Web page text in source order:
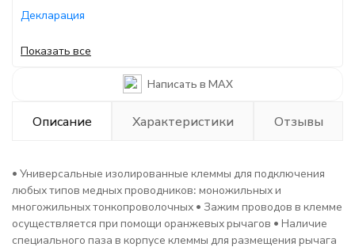
Декларация
Показать все
Написать в MAX
Описание Характеристики Отзывы
• Универсальные изолированные клеммы для подключения
любых типов медных проводников: моножильных и
многожильных тонкопроволочных • Зажим проводов в клемме
осуществляется при помощи оранжевых рычагов • Наличие
специального паза в корпусе клеммы для размещения рычага